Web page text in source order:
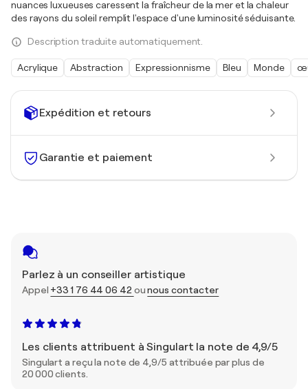
Expédition et retours
Garantie et paiement
Parlez à un conseiller artistique
Appel +33 1 76 44 06 42ounous contacter
Les clients attribuent à Singulart la note de 4,9/5
Singulart a reçu la note de 4,9/5 attribuée par plus de
20 000 clients.
nuances luxueuses caressent la fraîcheur de la mer et la chaleur
des rayons du soleil remplit l'espace d'une luminosité séduisante.
Description traduite automatiquement.
Acrylique Abstraction Expressionnisme Bleu Monde